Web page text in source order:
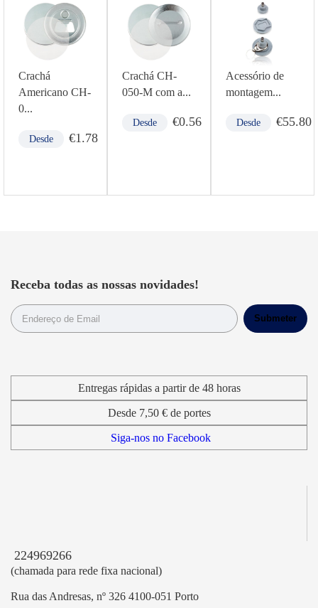
Crachá
Americano CH-
0...
Desde €1.78
Crachá CH-
050-M com a...
Desde €0.56
Acessório de
montagem...
Desde €55.80
Receba todas as nossas novidades!
Entregas rápidas a partir de 48 horas
Desde 7,50 € de portes
Siga-nos no Facebook
224969266
(chamada para rede fixa nacional)
Rua das Andresas, nº 326 4100-051 Porto